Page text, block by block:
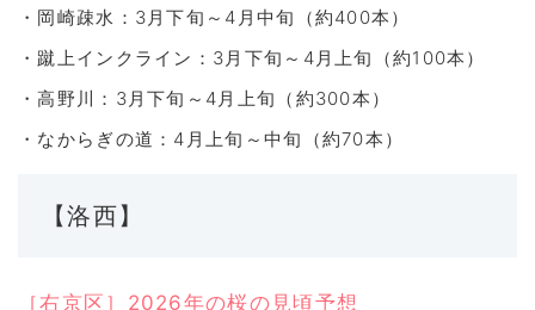
・岡崎疎水：3月下旬～4月中旬（約400本）
・蹴上インクライン：3月下旬～4月上旬（約100本）
・高野川：3月下旬～4月上旬（約300本）
・なからぎの道：4月上旬～中旬（約70本）
【洛西】
［右京区］2026年の桜の見頃予想